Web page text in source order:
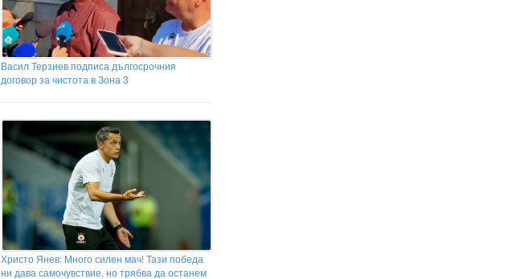
Васил Терзиев подписа дългосрочния
договор за чистота в Зона 3
Христо Янев: Много силен мач! Тази победа
ни дава самочувствие, но трябва да останем